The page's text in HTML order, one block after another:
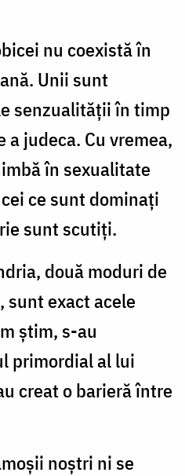
nu coexistă în
Unii sunt
senzualității în timp
judeca. Cu vremea,
în sexualitate
ce sunt dominați
sunt scutiți.
două moduri de
exact acele
știm, s-au
primordial al lui
creat o barieră între
noștri ni se